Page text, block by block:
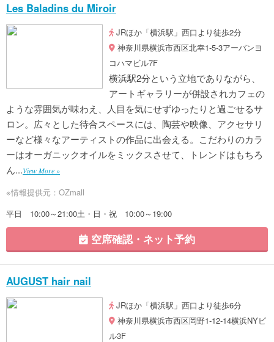
Les Baladins du Miroir
JRほか「横浜駅」西口より徒歩2分
神奈川県横浜市西区北幸1-5-3アーバンヨ
コハマビル7F
横浜駅2分という立地でありながら、
アートギャラリーが併設されカフェの
ような雰囲気が味わえ、人目を気にせずゆったりと過ごせるサ
ロン。広々とした待合スペースには、陶芸や映像、アクセサリ
ーなど様々なアーティストの作品に出会える。こだわりのカラ
ーはオーガニックオイルをミックスさせて、トレンドはもちろ
ん...View More »
※情報提供元：OZmall
平日 10:00～21:00土・日・祝 10:00～19:00
空席確認・ネット予約
AUGUST hair nail
JRほか「横浜駅」西口より徒歩6分
神奈川県横浜市西区岡野1-12-14横浜NYビ
ル3F